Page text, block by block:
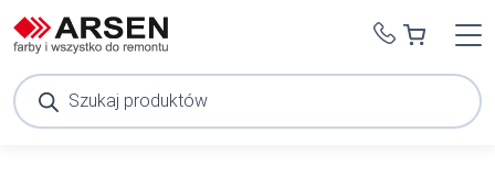
Wyszukiwarka
produktów